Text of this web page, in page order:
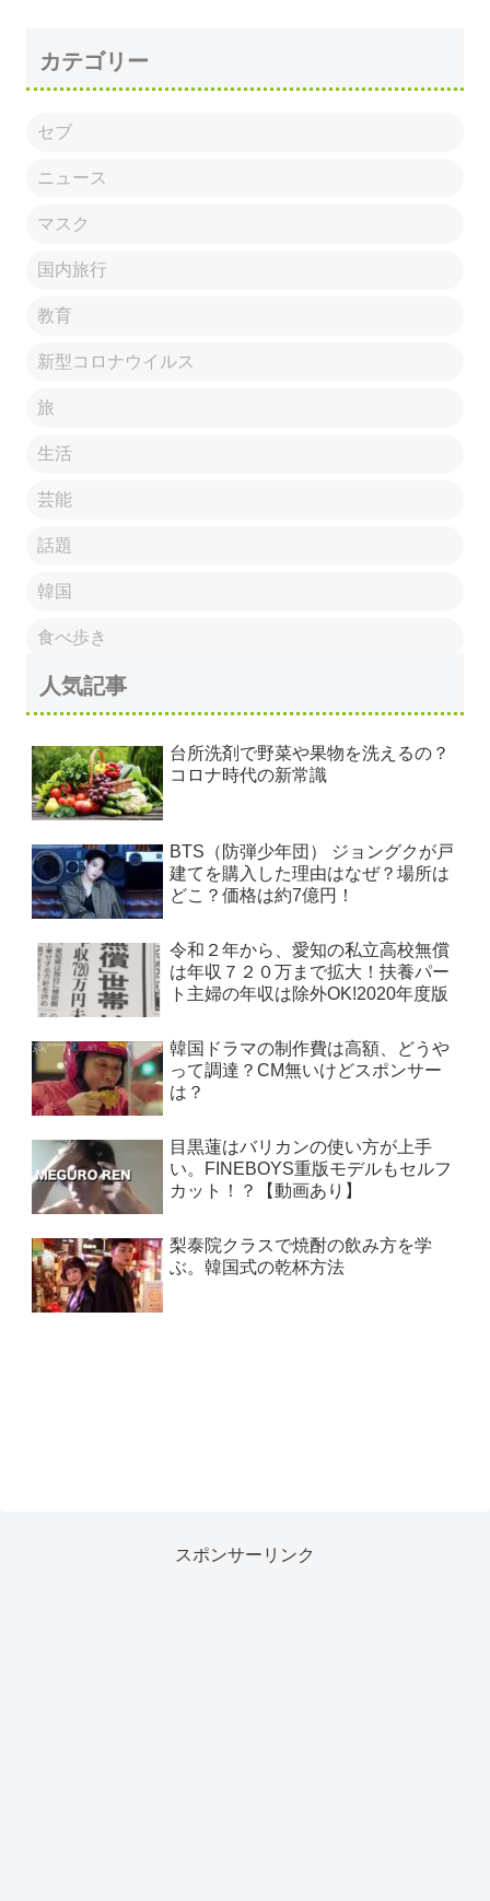
カテゴリー
セブ
ニュース
マスク
国内旅行
教育
新型コロナウイルス
旅
生活
芸能
話題
韓国
食べ歩き
人気記事
台所洗剤で野菜や果物を洗えるの？
コロナ時代の新常識
BTS（防弾少年団） ジョングクが戸
建てを購入した理由はなぜ？場所は
どこ？価格は約7億円！
令和２年から、愛知の私立高校無償
は年収７２０万まで拡大！扶養パー
ト主婦の年収は除外OK!2020年度版
韓国ドラマの制作費は高額、どうや
って調達？CM無いけどスポンサー
は？
目黒蓮はバリカンの使い方が上手
い。FINEBOYS重版モデルもセルフ
カット！？【動画あり】
梨泰院クラスで焼酎の飲み方を学
ぶ。韓国式の乾杯方法
スポンサーリンク